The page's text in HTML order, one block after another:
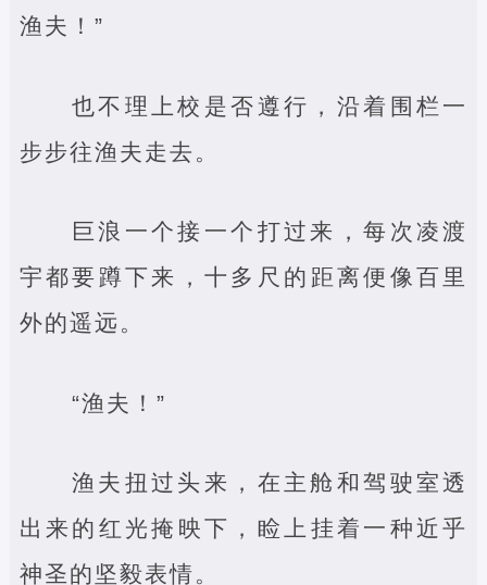
渔夫！”
也不理上校是否遵行，沿着围栏一
步步往渔夫走去。
巨浪一个接一个打过来，每次凌渡
宇都要蹲下来，十多尺的距离便像百里
外的遥远。
“渔夫！”
渔夫扭过头来，在主舱和驾驶室透
出来的红光掩映下，睑上挂着一种近乎
神圣的坚毅表情。